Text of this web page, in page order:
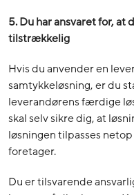
5. Du har ansvaret for, at
tilstrækkelig
Hvis du anvender en
samtykkeløsning, er du
leverandørens færdige
skal selv sikre dig, at
løsningen tilpasses
foretager.
Du er tilsvarende